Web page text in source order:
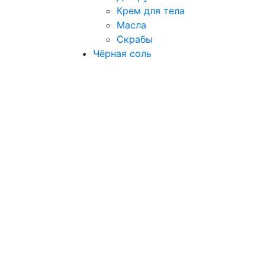
Крем для тела
Масла
Скрабы
Чёрная соль